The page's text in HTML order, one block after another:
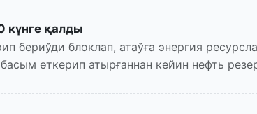
күнге қалды
бериўди блоклап, атаўға энергия
өткерип атырғаннан кейин нефть